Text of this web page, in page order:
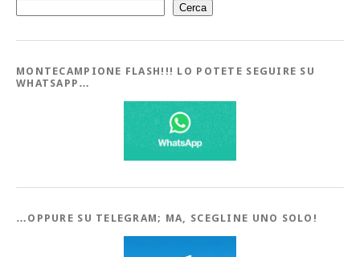
Cerca
MONTECAMPIONE FLASH!!! LO POTETE SEGUIRE SU
WHATSAPP…
…OPPURE SU TELEGRAM; MA, SCEGLINE UNO SOLO!